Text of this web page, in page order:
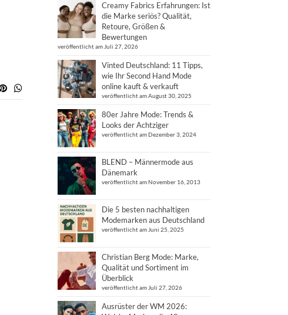
Creamy Fabrics Erfahrungen: Ist
die Marke seriös? Qualität,
Retoure, Größen &
Bewertungen
veröffentlicht am Juli 27, 2026
Vinted Deutschland: 11 Tipps,
wie Ihr Second Hand Mode
online kauft & verkauft
veröffentlicht am August 30, 2025
80er Jahre Mode: Trends &
Looks der Achtziger
veröffentlicht am Dezember 3, 2024
BLEND – Männermode aus
Dänemark
veröffentlicht am November 16, 2013
Die 5 besten nachhaltigen
Modemarken aus Deutschland
veröffentlicht am Juni 25, 2025
Christian Berg Mode: Marke,
Qualität und Sortiment im
Überblick
veröffentlicht am Juli 27, 2026
Ausrüster der WM 2026: